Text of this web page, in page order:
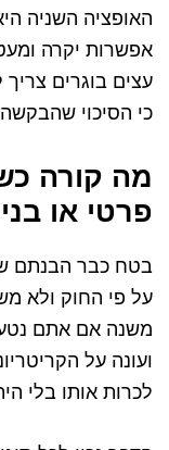
האופציה השניה
אפשרות יקרה
עצים בוגרים
כי הסיכוי
מה קורה
פרטי או
בטח כבר הבנתם
על פי החוק ולא
משנה אם אתם
ועונה על
לכרות אותו בלי